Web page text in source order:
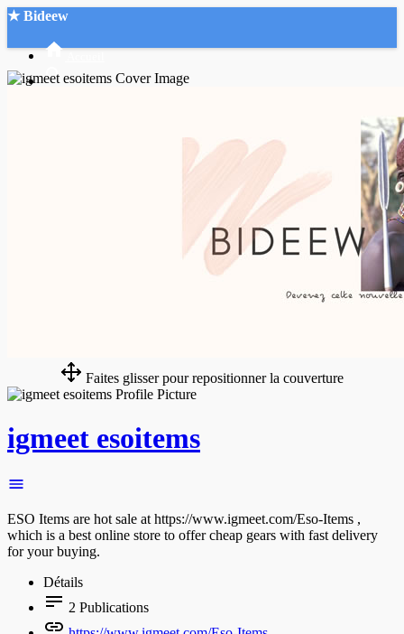
★ Bideew
Faites glisser pour repositionner la couverture
igmeet esoitems
ESO Items are hot sale at https://www.igmeet.com/Eso-Items ,
which is a best online store to offer cheap gears with fast delivery
for your buying.
Détails
2 Publications